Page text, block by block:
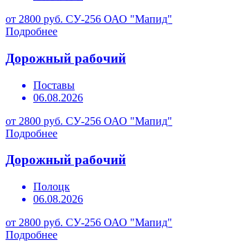
от 2800 руб. СУ-256 ОАО "Мапид"
Подробнее
Дорожный рабочий
Поставы
06.08.2026
от 2800 руб. СУ-256 ОАО "Мапид"
Подробнее
Дорожный рабочий
Полоцк
06.08.2026
от 2800 руб. СУ-256 ОАО "Мапид"
Подробнее